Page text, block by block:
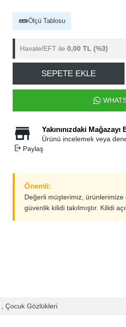
Ölçü Tablosu
Havale/EFT ile 0,00 TL (%3)
SEPETE EKLE
Yakınınızdaki Mağazayı
Ürünü incelemek veya
Paylaş
Önemli:
Değerli müşterimiz, ürünlerimize
güvenlik kilidi takılmıştır. Kilidi
Çocuk Gözlükleri